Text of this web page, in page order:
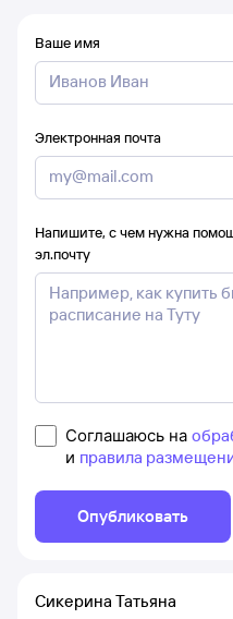
Ваше имя
Электронная почта
Напишите, с чем нужна
эл.почту
Соглашаюсь на
и правила
Опубликовать
Сикерина Татьяна